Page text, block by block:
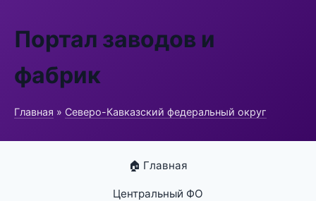
Портал заводов и
фабрик
Главная » Северо-Кавказский федеральный округ
🏠 Главная
Центральный ФО